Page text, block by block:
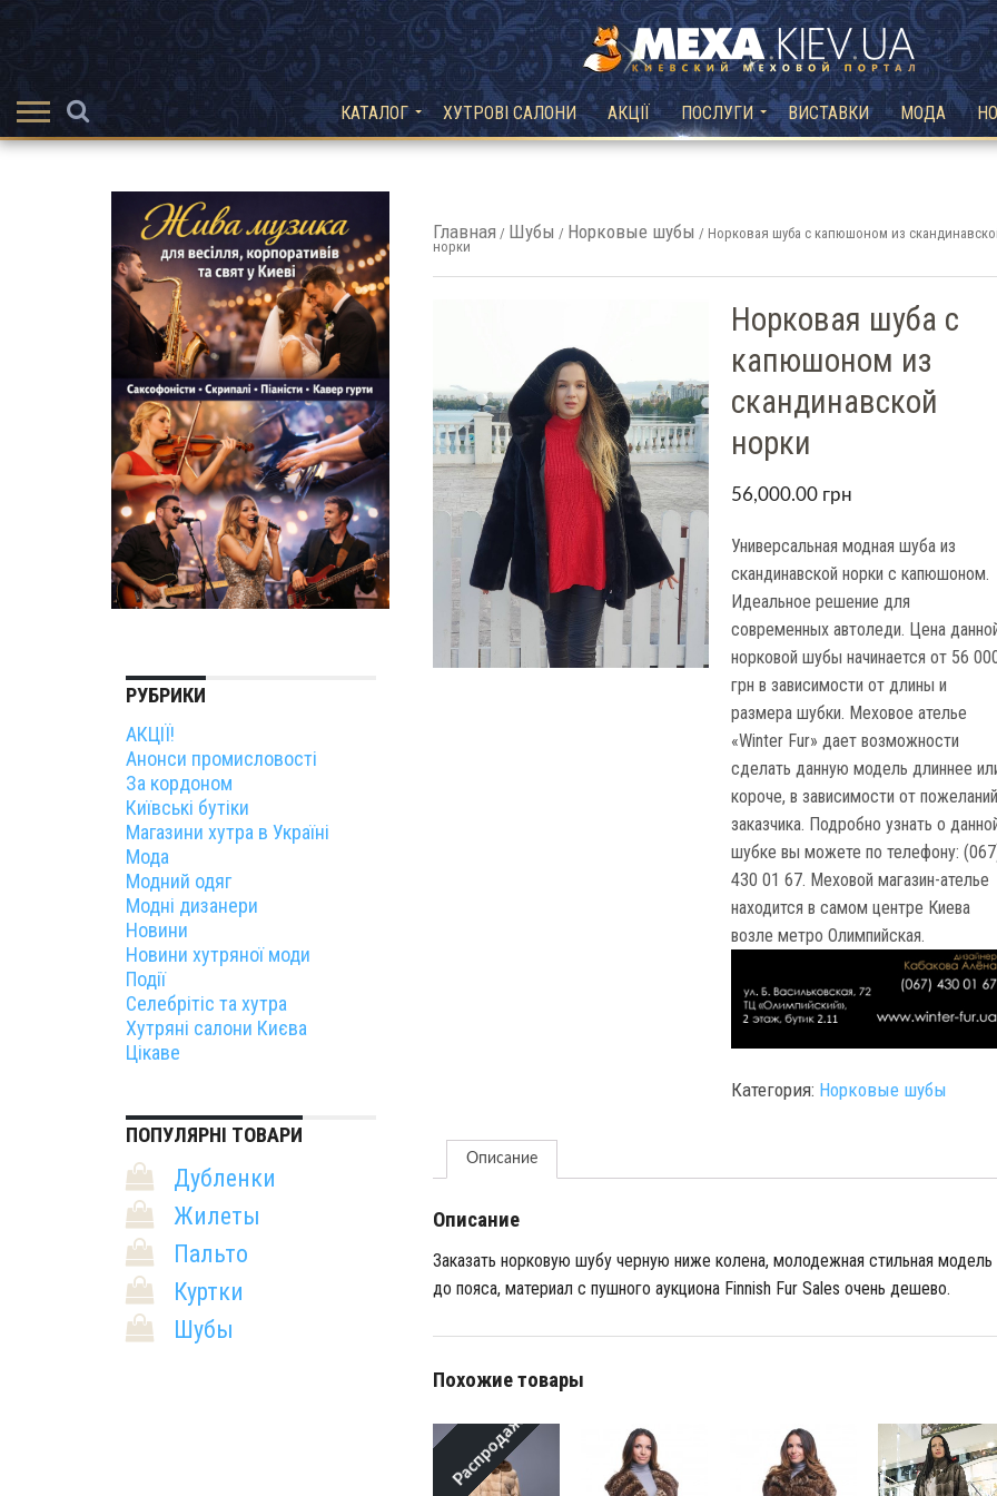
КАТАЛОГ ХУТРОВІ САЛОНИ АКЦІЇ ПОСЛУГИ ВИСТАВКИ МОДА
Главная / Шубы / Норковые шубы / Норковая шуба с капюшоном из
норки
Норковая шуба с
капюшоном из
скандинавской
норки
56,000.00 грн
Универсальная модная шуба из
скандинавской норки с капюшоном.
Идеальное решение для
современных автоледи. Цена
норковой шубы начинается от 56
грн в зависимости от длины и
размера шубки. Меховое ателье
«Winter Fur» дает возможности
сделать данную модель длиннее
короче, в зависимости от пожеланий
заказчика. Подробно узнать о
шубке вы можете по телефону:
430 01 67. Меховой магазин-ателье
находится в самом центре Киева
возле метро Олимпийская.
Категория: Норковые шубы
Описание
Описание
Заказать норковую шубу черную ниже колена, молодежная стильная модель
до пояса, материал с пушного аукциона Finnish Fur Sales очень дешево.
Похожие товары
Распродажа!
РУБРИКИ
АКЦІЇ!
Анонси промисловості
За кордоном
Київські бутіки
Магазини хутра в Україні
Мода
Модний одяг
Модні дизанери
Новини
Новини хутряної моди
Події
Селебрітіс та хутра
Хутряні салони Києва
Цікаве
ПОПУЛЯРНІ ТОВАРИ
Дубленки
Жилеты
Пальто
Куртки
Шубы